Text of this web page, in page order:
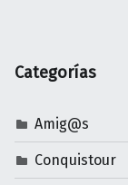
Categorías
Amig@s
Conquistour